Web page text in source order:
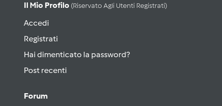
Il Mio Profilo (riservato Agli Utenti Registrati)
Accedi
Registrati
Hai dimenticato la password?
Post recenti
Forum